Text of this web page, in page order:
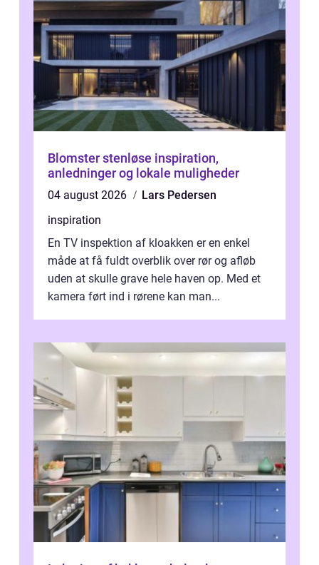
Blomster stenløse inspiration,
anledninger og lokale muligheder
04 august 2026
Lars Pedersen
inspiration
En TV inspektion af kloakken er en enkel
måde at få fuldt overblik over rør og afløb
uden at skulle grave hele haven op. Med et
kamera ført ind i rørene kan man...